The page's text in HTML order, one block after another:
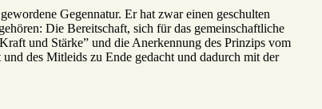
Gegennatur. Er hat zwar einen geschulten
Die Bereitschaft, sich für das gemeinschaftliche
und Stärke” und die Anerkennung des Prinzips vom
des Mitleids zu Ende gedacht und dadurch mit der